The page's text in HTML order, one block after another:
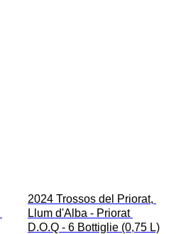
2024 Trossos del Priorat,
Llum d'Alba - Priorat
D.O.Q - 6 Bottiglie (0,75 L)